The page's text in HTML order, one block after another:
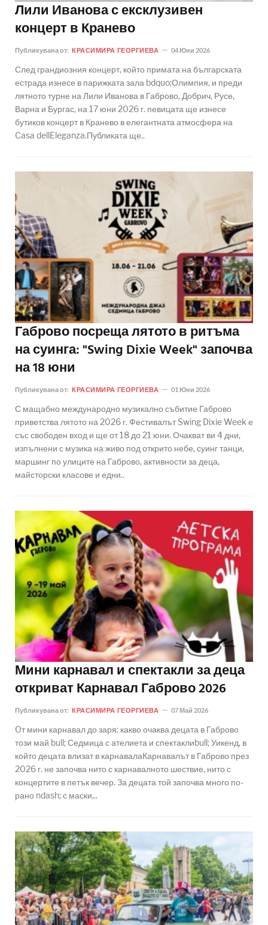
Лили Иванова с ексклузивен
концерт в Кранево
Публикувана от: КРАСИМИРА ГЕОРГИЕВА 04 Юни 2026
След грандиозния концерт, който примата на българската
естрада изнесе в парижката зала bdquo;Олимпия, и преди
лятното турне на Лили Иванова в Габрово, Добрич, Русе,
Варна и Бургас, на 17 юни 2026 г. певицата ще изнесе
бутиков концерт в Кранево в елегантната атмосфера на
Casa dellEleganza.Публиката ще..
Габрово посреща лятото в ритъма
на суинга: "Swing Dixie Week" започва
на 18 юни
Публикувана от: КРАСИМИРА ГЕОРГИЕВА 01 Юни 2026
С мащабно международно музикално събитие Габрово
приветства лятото на 2026 г. Фестивалът Swing Dixie Week е
със свободен вход и ще от 18 до 21 юни. Очакват ви 4 дни,
изпълнени с музика на живо под открито небе, суинг танци,
маршинг по улиците на Габрово, активности за деца,
майсторски класове и едни..
Мини карнавал и спектакли за деца
откриват Карнавал Габрово 2026
Публикувана от: КРАСИМИРА ГЕОРГИЕВА 07 Май 2026
Oт мини карнавал до заря: какво очаква децата в Габрово
този май bull; Седмица с ателиета и спектаклиbull; Уикенд, в
който децата влизат в карнавалаКарнавалът в Габрово през
2026 г. не започва нито с карнавалното шествие, нито с
концертите в петък вечер. За децата той започва много по-
рано ndash; с маски,..